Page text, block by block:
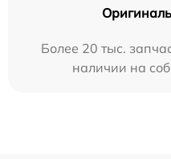
Более 20 тыс.
наличии на